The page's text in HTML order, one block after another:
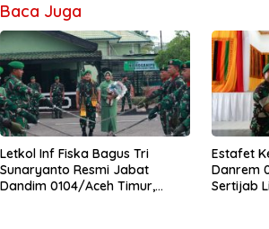
Baca Juga
Letkol Inf Fiska Bagus Tri
Sunaryanto Resmi Jabat
Dandim 0104/Aceh Timur,
Estafet
Danrem
Sertijab